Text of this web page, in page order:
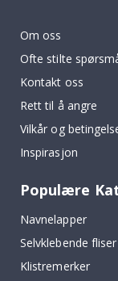
Om oss
Ofte stilte
Kontakt oss
Rett til å angre
Vilkår og
Inspirasjon
Populære
Navnelapper
Selvklebende fliser
Klistremerker